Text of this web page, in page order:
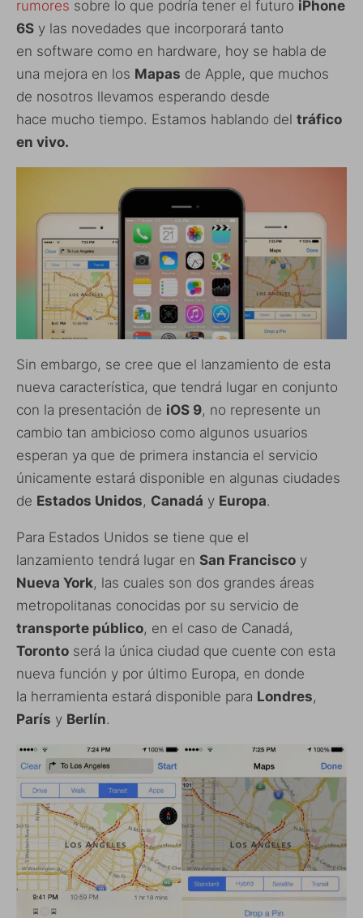
rumores sobre lo que podría tener el futuro iPhone
6S y las novedades que incorporará tanto
en software como en hardware, hoy se habla de
una mejora en los Mapas de Apple, que muchos
de nosotros llevamos esperando desde
hace mucho tiempo. Estamos hablando del tráfico
en vivo.
Sin embargo, se cree que el lanzamiento de esta
nueva característica, que tendrá lugar en conjunto
con la presentación de iOS 9, no represente un
cambio tan ambicioso como algunos usuarios
esperan ya que de primera instancia el servicio
únicamente estará disponible en algunas ciudades
de Estados Unidos, Canadá y Europa.
Para Estados Unidos se tiene que el
lanzamiento tendrá lugar en San Francisco y
Nueva York, las cuales son dos grandes áreas
metropolitanas conocidas por su servicio de
transporte público, en el caso de Canadá,
Toronto será la única ciudad que cuente con esta
nueva función y por último Europa, en donde
la herramienta estará disponible para Londres,
París y Berlín.